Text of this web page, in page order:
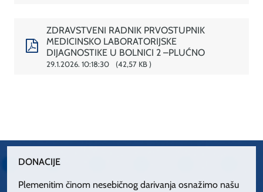
ZDRAVSTVENI RADNIK PRVOSTUPNIK
MEDICINSKO LABORATORIJSKE
DIJAGNOSTIKE U BOLNICI 2 –PLUĆNO
29.1.2026. 10:18:30 42,57 KB
DONACIJE
Plemenitim činom nesebičnog darivanja osnažimo našu